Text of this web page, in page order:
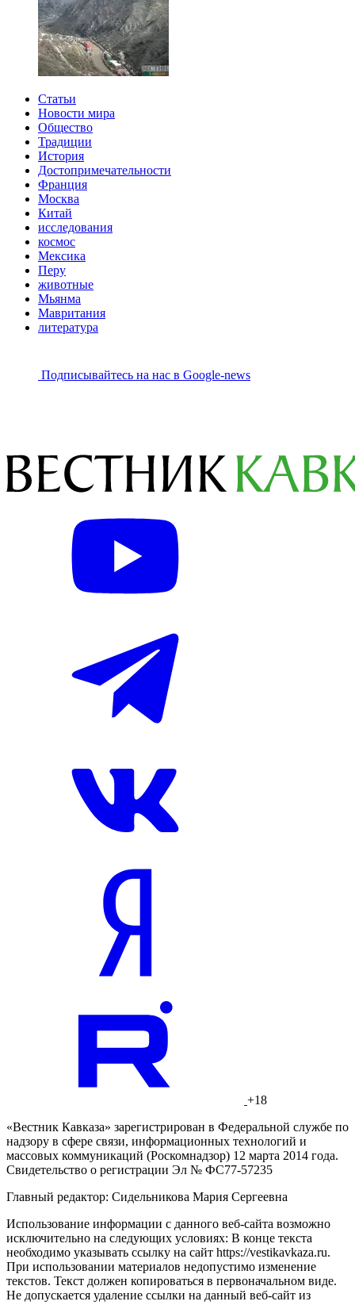
Статьи
Новости мира
Общество
Традиции
История
Достопримечательности
Франция
Москва
Китай
исследования
космос
Мексика
Перу
животные
Мьянма
Мавритания
литература
Подписывайтесь на наc в Google-news
+18
«Вестник Кавказа» зарегистрирован в Федеральной службе по
надзору в сфере связи, информационных технологий и
массовых коммуникаций (Роскомнадзор) 12 марта 2014 года.
Свидетельство о регистрации Эл № ФС77-57235
Главный редактор: Сидельникова Мария Сергеевна
Использование информации с данного веб-сайта возможно
исключительно на следующих условиях: В конце текста
необходимо указывать ссылку на сайт https://vestikavkaza.ru.
При использовании материалов недопустимо изменение
текстов. Текст должен копироваться в первоначальном виде.
Не допускается удаление ссылки на данный веб-сайт из